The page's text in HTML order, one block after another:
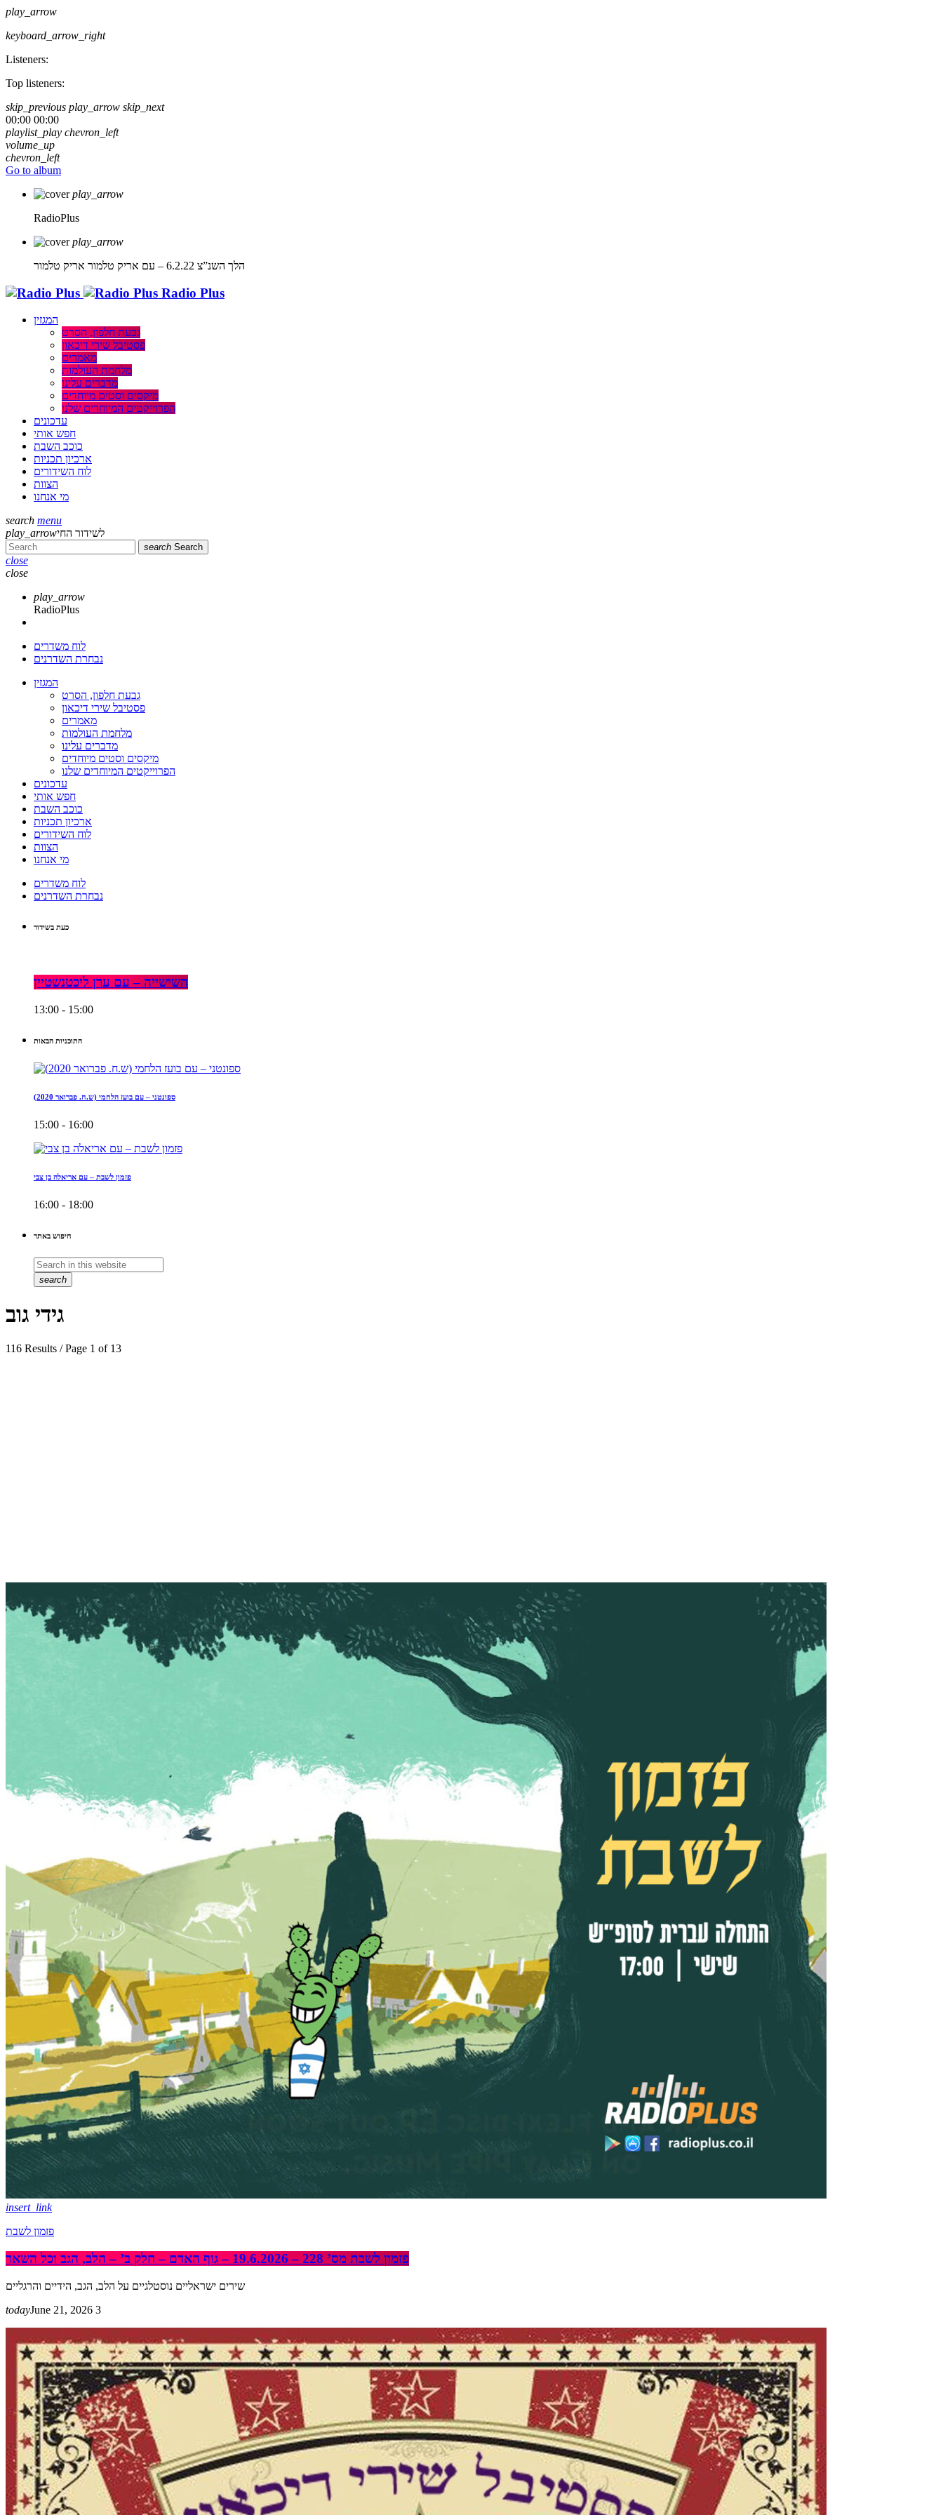
play_arrow
keyboard_arrow_right
Listeners:
Top listeners:
skip_previous play_arrow skip_next
00:00 00:00
playlist_play chevron_left
volume_up
chevron_left
Go to album
play_arrow
RadioPlus
play_arrow
הלך השנ”צ 6.2.22 – עם אריק טלמור
אריק טלמור
Radio Plus
המגזין
גבעת חלפון, הסרט
פסטיבל שירי דיכאון
מאמרים
מלחמת העולמות
מדברים עלינו
מיקסים וסטים מיוחדים
הפרוייקטים המיוחדים שלנו
עדכונים
חפש אותי
כוכב השבת
ארכיון תכניות
לוח השידורים
הצוות
מי אנחנו
search menu
play_arrowלשידור החי
search Search
close
close
play_arrow
RadioPlus
לוח משדרים
נבחרת השדרנים
המגזין
גבעת חלפון, הסרט
פסטיבל שירי דיכאון
מאמרים
מלחמת העולמות
מדברים עלינו
מיקסים וסטים מיוחדים
הפרוייקטים המיוחדים שלנו
עדכונים
חפש אותי
כוכב השבת
ארכיון תכניות
לוח השידורים
הצוות
מי אנחנו
לוח משדרים
נבחרת השדרנים
כעת בשידור
השישייה – עם ערן ליכטנשטיין
13:00 - 15:00
התוכניות הבאות
ספונטני – עם בועז הלחמי (ש.ח. פברואר 2020)
15:00 - 16:00
פזמון לשבת – עם אריאלה בן צבי
16:00 - 18:00
חיפוש באתר
search
גידי גוב
116 Results / Page 1 of 13
insert_link
פזמון לשבת
פזמון לשבת מס’ 228 – 19.6.2026 – גוף האדם – חלק ב’ – הלב, הגב וכל השאר
שירים ישראליים נוסטלגיים על הלב, הגב, הידיים והרגליים
todayJune 21, 2026 3